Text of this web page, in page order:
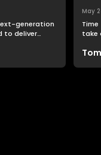
generation
May
take